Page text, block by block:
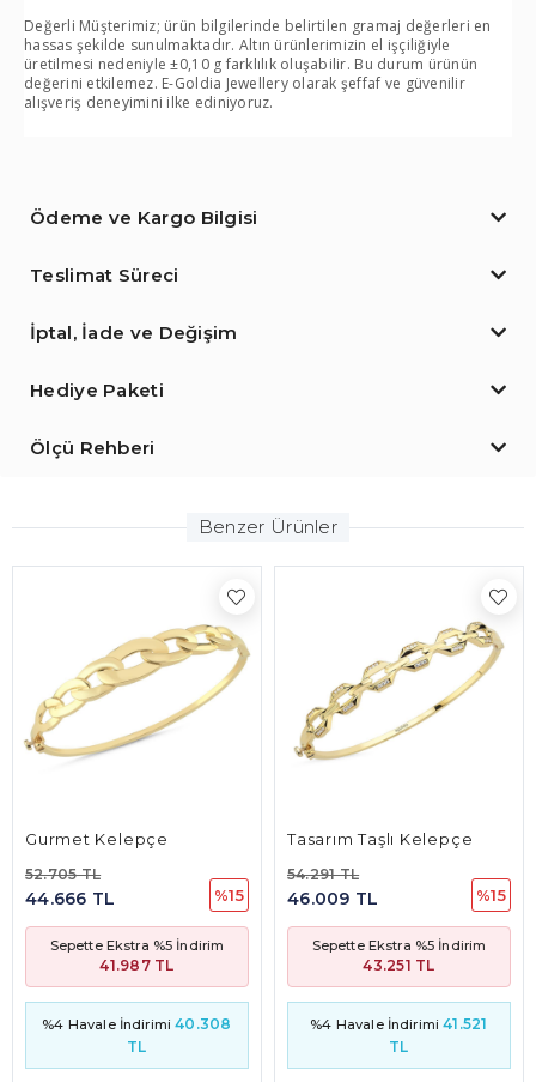
Değerli Müşterimiz; ürün bilgilerinde belirtilen gramaj değerleri en
hassas şekilde sunulmaktadır. Altın ürünlerimizin el işçiliğiyle
üretilmesi nedeniyle ±0,10 g farklılık oluşabilir. Bu durum ürünün
değerini etkilemez. E-Goldia Jewellery olarak şeffaf ve güvenilir
alışveriş deneyimini ilke ediniyoruz.
Ödeme ve Kargo Bilgisi
Teslimat Süreci
İptal, İade ve Değişim
Hediye Paketi
Ölçü Rehberi
Benzer Ürünler
%15
Tasarım Taşlı Kelepçe
46.009 TL
54.291 TL
%15
Sepette Ekstra %5 İndirim
43.251 TL
%4 Havale İndirimi
Taşlı Füzyon Kelepçe
39.628 TL
46.761 TL
Sepette Ekstra %5
37.252 TL
%4 Havale İndirimi